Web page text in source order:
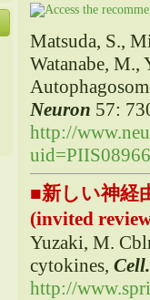
Matsuda, S.,
Watanabe,
Neuron 57:
http://
■新しい神経
(invited
Yuzaki, M.
cytokines, Ce
http://